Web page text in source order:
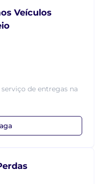
Veículos
de entregas na